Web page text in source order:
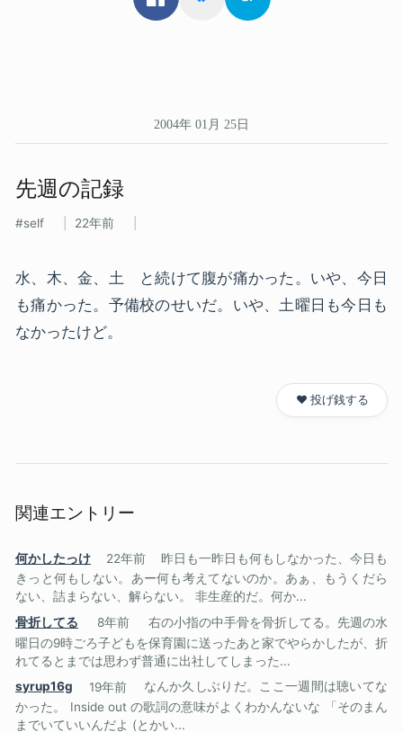
2004年 01月 25日
先週の​記録
self 22年前
水、木、金、土 と続けて腹が痛かった。いや、今日
も痛かった。予備校のせいだ。いや、土曜日も今日も
なかったけど。
❤️ 投げ銭する
関連エントリー
何かしたっけ 22年前
昨日も一昨日も何もしなかった、今日も
きっと何もしない。あー何も考えてないのか。あぁ、もうくだら
ない、詰まらない、解らない。 非生産的だ。何か...
骨折してる
8年前
右の小指の中手骨を骨折してる。先週の水
曜日の9時ごろ子どもを保育園に送ったあと家でやらかしたが、折
れてるとまでは思わず普通に出社してしまった...
syrup16g
19年前
なんか久しぶりだ。ここ一週間は聴いてな
かった。 Inside out の歌詞の意味がよくわかんないな 「そのまん
までいていいんだよ (とかい...